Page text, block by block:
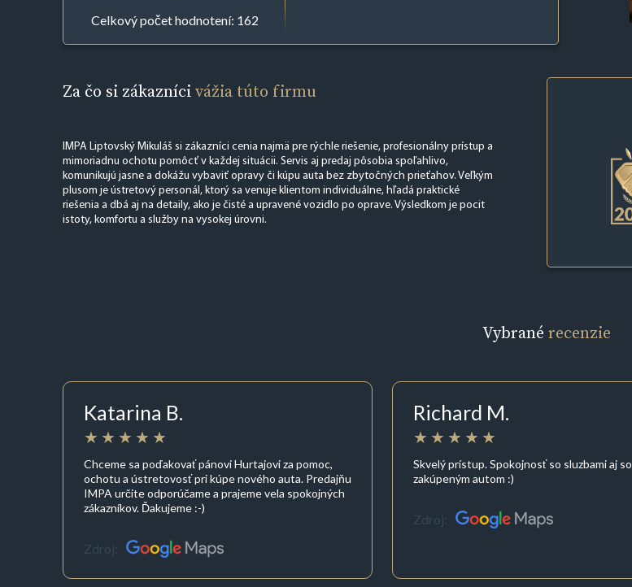
Celkový počet hodnotení: 162
Za čo si zákaznícivážia túto firmu
IMPA Liptovský Mikuláš si zákazníci cenia najmä pre rýchle riešenie, profesionálny prístup a
mimoriadnu ochotu pomôcť v každej situácii. Servis aj predaj pôsobia spoľahlivo,
komunikujú jasne a dokážu vybaviť opravy či kúpu auta bez zbytočných prieťahov. Veľkým
plusom je ústretový personál, ktorý sa venuje klientom individuálne, hľadá praktické
riešenia a dbá aj na detaily, ako je čisté a upravené vozidlo po oprave. Výsledkom je pocit
istoty, komfortu a služby na vysokej úrovni.
Vybrané recenzie
Katarina B.
Chceme sa poďakovať pánovi Hurtajovi za pomoc,
ochotu a ústretovosť pri kúpe nového auta. Predajňu
IMPA určite odporúčame a prajeme vela spokojných
zákazníkov. Ďakujeme :-)
Zdroj:
Richard M.
Skvelý prístup. Spokojnosť so sluzbami aj so
zakúpeným autom :)
Zdroj: